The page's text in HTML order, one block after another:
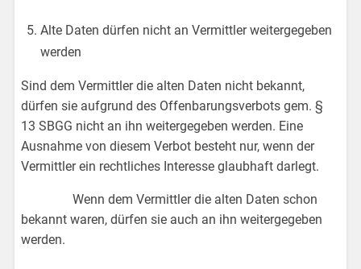
Alte Daten dürfen nicht an Vermittler weitergegeben
werden
Sind dem Vermittler die alten Daten nicht bekannt,
dürfen sie aufgrund des Offenbarungsverbots gem. §
13 SBGG nicht an ihn weitergegeben werden. Eine
Ausnahme von diesem Verbot besteht nur, wenn der
Vermittler ein rechtliches Interesse glaubhaft darlegt.
Wenn dem Vermittler die alten Daten schon
bekannt waren, dürfen sie auch an ihn weitergegeben
werden.